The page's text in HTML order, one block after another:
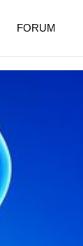
FORUM